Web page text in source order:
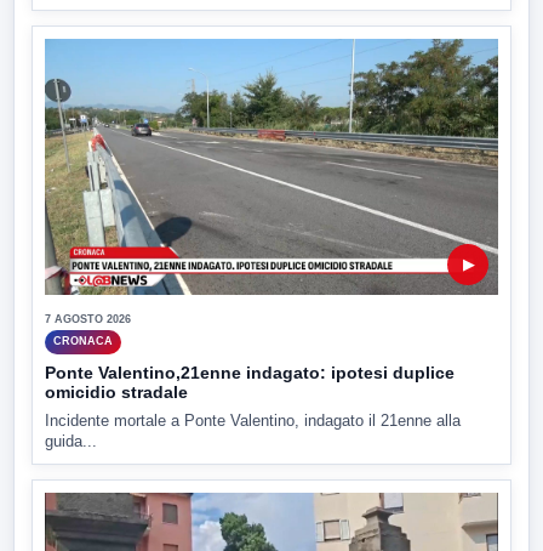
▶
7 AGOSTO 2026
CRONACA
Ponte Valentino,21enne indagato: ipotesi duplice
omicidio stradale
Incidente mortale a Ponte Valentino, indagato il 21enne alla
guida...